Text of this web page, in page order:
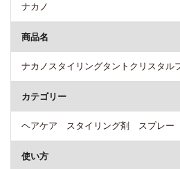
ナカノ
商品名
ナカノスタイリングタントクリスタル
カテゴリー
ヘアケア スタイリング剤 スプレー
使い方